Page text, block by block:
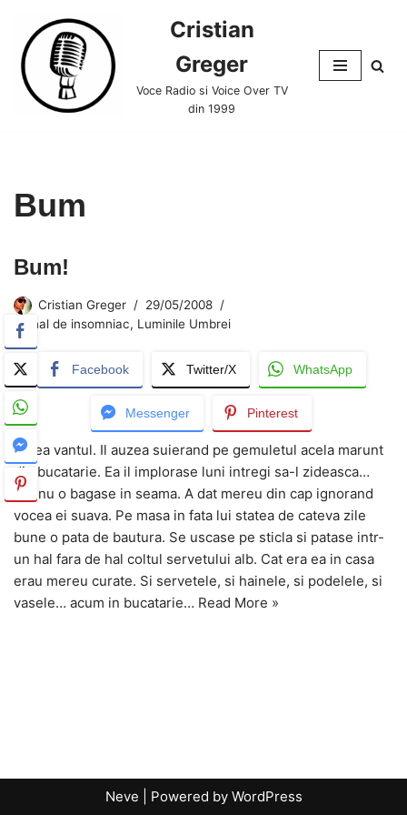
Skip
to
content
Cristian
Greger
Voce Radio si Voice Over TV
din 1999
Bum
Bum!
Cristian Greger
29/05/2008
Jurnal de insomniac, Luminile Umbrei
Facebook Twitter/X WhatsApp
Messenger Pinterest
Batea vantul. Il auzea suierand pe gemuletul acela marunt
din bucatarie. Ea il implorase luni intregi sa-l zideasca…
dar nu o bagase in seama. A dat mereu din cap ignorand
vocea ei suava. Pe masa in fata lui statea de cateva zile
bune o pata de bautura. Se uscase pe sticla si patase intr-
un hal fara de hal coltul servetului alb. Cat era ea in casa
erau mereu curate. Si servetele, si hainele, si podelele, si
vasele… acum in bucatarie… Read More »
Neve | Powered by WordPress